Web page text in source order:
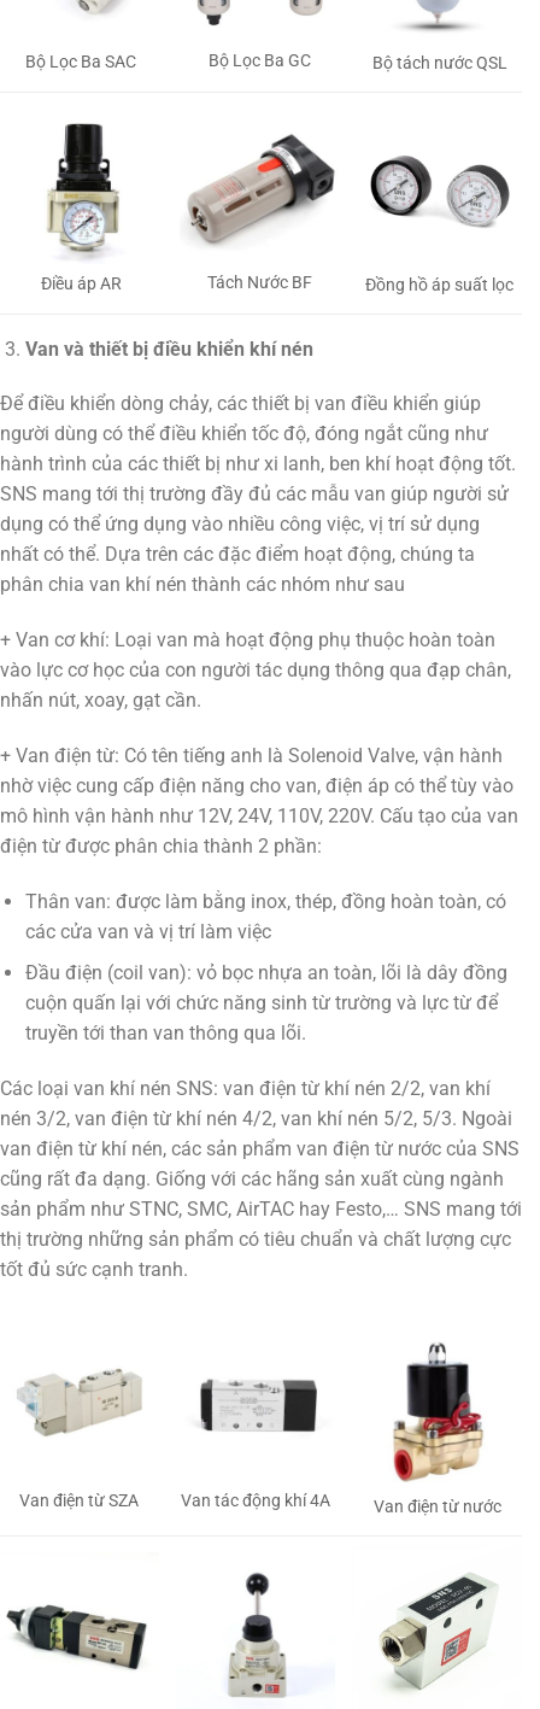
Bộ Lọc Ba SAC Bộ Lọc Ba GC Bộ tách nước QSL
Điều áp AR Tách Nước BF Đồng hồ áp suất lọc
Van và thiết bị điều khiển khí nén
Để điều khiển dòng chảy, các thiết bị van điều khiển giúp
người dùng có thể điều khiển tốc độ, đóng ngắt cũng như
hành trình của các thiết bị như xi lanh, ben khí hoạt động tốt.
SNS mang tới thị trường đầy đủ các mẫu van giúp người sử
dụng có thể ứng dụng vào nhiều công việc, vị trí sử dụng
nhất có thể. Dựa trên các đặc điểm hoạt động, chúng ta
phân chia van khí nén thành các nhóm như sau
+ Van cơ khí: Loại van mà hoạt động phụ thuộc hoàn toàn
vào lực cơ học của con người tác dụng thông qua đạp chân,
nhấn nút, xoay, gạt cần.
+ Van điện từ: Có tên tiếng anh là Solenoid Valve, vận hành
nhờ việc cung cấp điện năng cho van, điện áp có thể tùy vào
mô hình vận hành như 12V, 24V, 110V, 220V. Cấu tạo của van
điện từ được phân chia thành 2 phần:
Thân van: được làm bằng inox, thép, đồng hoàn toàn, có
các cửa van và vị trí làm việc
Đầu điện (coil van): vỏ bọc nhựa an toàn, lõi là dây đồng
cuộn quấn lại với chức năng sinh từ trường và lực từ để
truyền tới than van thông qua lõi.
Các loại van khí nén SNS: van điện từ khí nén 2/2, van khí
nén 3/2, van điện từ khí nén 4/2, van khí nén 5/2, 5/3. Ngoài
van điện từ khí nén, các sản phẩm van điện từ nước của SNS
cũng rất đa dạng. Giống với các hãng sản xuất cùng ngành
sản phẩm như STNC, SMC, AirTAC hay Festo,… SNS mang tới
thị trường những sản phẩm có tiêu chuẩn và chất lượng cực
tốt đủ sức cạnh tranh.
Van điện từ SZA Van tác động khí 4A Van điện từ nước